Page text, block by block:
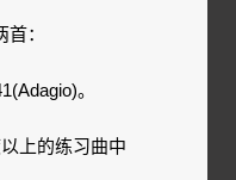
：
。
上的练习曲中